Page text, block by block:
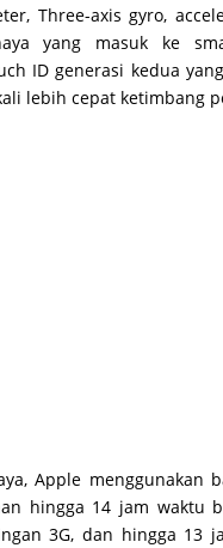
Three-axis gyro,
yang masuk ke
ID generasi kedua
lebih cepat ketimbang
Apple menggunakan
hingga 14 jam waktu
3G, dan hingga 13